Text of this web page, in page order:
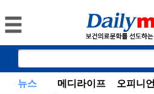
뉴스 메디라이프 오피니언